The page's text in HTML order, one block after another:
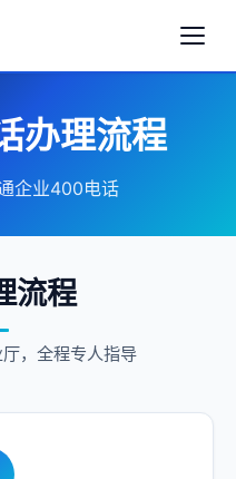
办理流程
企业400电话
流程
，全程专人指导